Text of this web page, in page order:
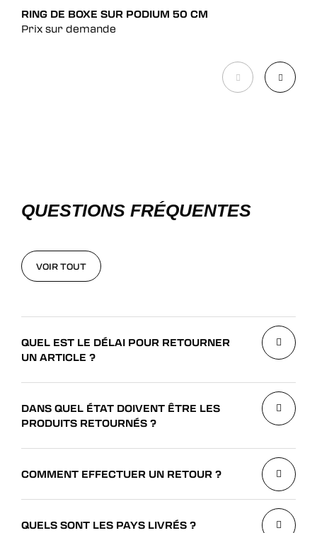
RING DE BOXE SUR PODIUM 50 CM
Prix sur demande
QUESTIONS FRÉQUENTES
VOIR TOUT
QUEL EST LE DÉLAI POUR RETOURNER
UN ARTICLE ?
DANS QUEL ÉTAT DOIVENT ÊTRE LES
PRODUITS RETOURNÉS ?
COMMENT EFFECTUER UN RETOUR ?
QUELS SONT LES PAYS LIVRÉS ?